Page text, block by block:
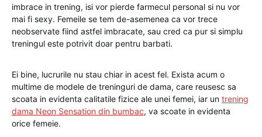
imbrace in trening, isi vor pierde farmecul personal si nu vor
mai fi sexy. Femeile se tem de-asemenea ca vor trece
neobservate fiind astfel imbracate, sau cred ca pur si simplu
treningul este potrivit doar pentru barbati.
Ei bine, lucrurile nu stau chiar in acest fel. Exista acum o
multime de modele de treninguri de dama, care reusesc sa
scoata in evidenta calitatile fizice ale unei femei, iar un trening
dama Neon Sensation din bumbac, va scoate in evidenta
orice femeie.